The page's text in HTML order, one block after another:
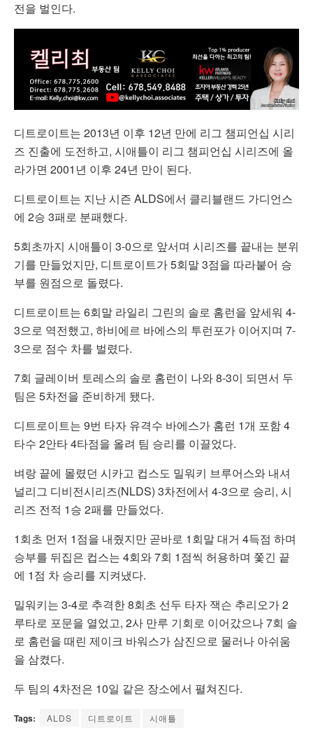
전을 벌인다.
디트로이트는 2013년 이후 12년 만에 리그 챔피언십 시리
즈 진출에 도전하고, 시애틀이 리그 챔피언십 시리즈에 올
라가면 2001년 이후 24년 만이 된다.
디트로이트는 지난 시즌 ALDS에서 클리블랜드 가디언스
에 2승 3패로 분패했다.
5회초까지 시애틀이 3-0으로 앞서며 시리즈를 끝내는 분위
기를 만들었지만, 디트로이트가 5회말 3점을 따라붙어 승
부를 원점으로 돌렸다.
디트로이트는 6회말 라일리 그린의 솔로 홈런을 앞세워 4-
3으로 역전했고, 하비에르 바에스의 투런포가 이어지며 7-
3으로 점수 차를 벌렸다.
7회 글레이버 토레스의 솔로 홈런이 나와 8-3이 되면서 두
팀은 5차전을 준비하게 됐다.
디트로이트는 9번 타자 유격수 바에스가 홈런 1개 포함 4
타수 2안타 4타점을 올려 팀 승리를 이끌었다.
벼랑 끝에 몰렸던 시카고 컵스도 밀워키 브루어스와 내셔
널리그 디비전시리즈(NLDS) 3차전에서 4-3으로 승리, 시
리즈 전적 1승 2패를 만들었다.
1회초 먼저 1점을 내줬지만 곧바로 1회말 대거 4득점 하며
승부를 뒤집은 컵스는 4회와 7회 1점씩 허용하며 쫓긴 끝
에 1점 차 승리를 지켜냈다.
밀워키는 3-4로 추격한 8회초 선두 타자 잭슨 추리오가 2
루타로 포문을 열었고, 2사 만루 기회로 이어갔으나 7회 솔
로 홈런을 때린 제이크 바워스가 삼진으로 물러나 아쉬움
을 삼켰다.
두 팀의 4차전은 10일 같은 장소에서 펼쳐진다.
Tags: ALDS 디트로이트 시애틀